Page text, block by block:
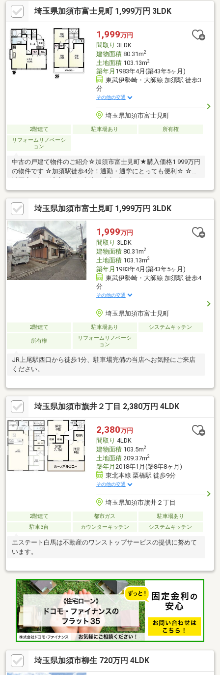
埼玉県加須市富士見町 1,999万円 3LDK
1,999万円
間取り 3LDK
建物面積80.31m2
土地面積103.13m2
築年月 1983年4月(築43年5ヶ月)
東武伊勢崎・大師線 加須駅 徒歩3
分
その他の交通
埼玉県加須市富士見町
2階建て 駐車場あり
所有権
リフォームリノベーシ
ョン
中古の戸建て物件のご紹介☆加須市富士見町★購入価格1 999万円
の物件です ☆加須駅徒歩4分！通勤・通学にとっても便利☆ ☆地
埼玉県加須市富士見町 1,999万円 3LDK
1,999万円
間取り 3LDK
建物面積80.31m2
土地面積103.13m2
築年月 1983年4月(築43年5ヶ月)
東武伊勢崎・大師線 加須駅 徒歩4
分
その他の交通
埼玉県加須市富士見町
2階建て 駐車場あり システムキッチン
所有権
リフォームリノベーシ
ョン
JR上尾駅西口から徒歩1分、駐車場完備の当店へお気軽にご来店
ください。
埼玉県加須市旗井２丁目 2,380万円 4LDK
2,380万円
間取り 4LDK
建物面積103.5m2
土地面積209.37m2
築年月 2018年1月(築8年8ヶ月)
東北本線 栗橋駅 徒歩9分
その他の交通
埼玉県加須市旗井２丁目
2階建て 都市ガス
駐車場あり
駐車3台
カウンターキッチン システムキッチン
エステート白馬は不動産のワンストップサービスの提供に努めて
います。
埼玉県加須市柳生 720万円 4LDK